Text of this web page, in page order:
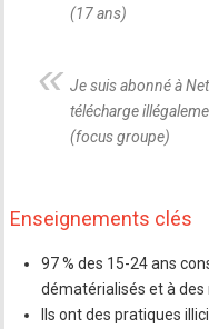
(17 ans)
Je suis abonné à
télécharge
(focus groupe)
Enseignements clés
97 % des 15-24 ans
dématérialisés et à des
Ils ont des pratiques